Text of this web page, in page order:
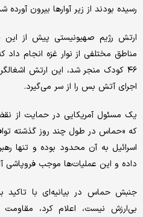
رسیده بودند از زیر آوارها بیرون آورده
ارتش رژیم صهیونیستی پیش از این
۴۶ کودک منجر شد، این ارتش
اجرای آتش بس را از سر می‌گیرد.
یک مسئول آمریکایی در حمایت از
که «حماس در طول چند روز گذشته
اسرائیل به آن محدود بوده و تنها
داده و این عملیات‌ها موجب
جنبش حماس در بیانیه‌ای با تاکید
بی‌ارزش نیست، اعلام کرد،